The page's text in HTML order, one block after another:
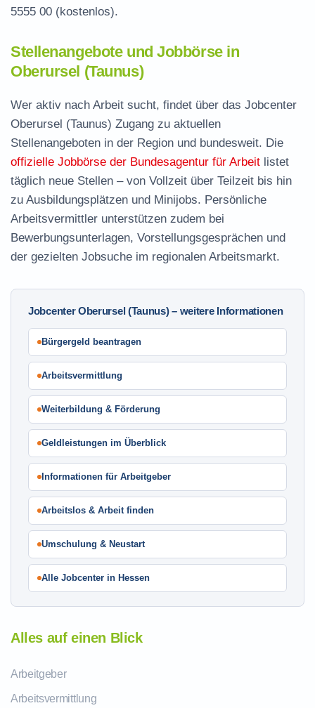
5555 00 (kostenlos).
Stellenangebote und Jobbörse in
Oberursel (Taunus)
Wer aktiv nach Arbeit sucht, findet über das Jobcenter
Oberursel (Taunus) Zugang zu aktuellen
Stellenangeboten in der Region und bundesweit. Die
offizielle Jobbörse der Bundesagentur für Arbeit listet
täglich neue Stellen – von Vollzeit über Teilzeit bis hin
zu Ausbildungsplätzen und Minijobs. Persönliche
Arbeitsvermittler unterstützen zudem bei
Bewerbungsunterlagen, Vorstellungsgesprächen und
der gezielten Jobsuche im regionalen Arbeitsmarkt.
Jobcenter Oberursel (Taunus) – weitere Informationen
Bürgergeld beantragen
Arbeitsvermittlung
Weiterbildung & Förderung
Geldleistungen im Überblick
Informationen für Arbeitgeber
Arbeitslos & Arbeit finden
Umschulung & Neustart
Alle Jobcenter in Hessen
Alles auf einen Blick
Arbeitgeber
Arbeitsvermittlung